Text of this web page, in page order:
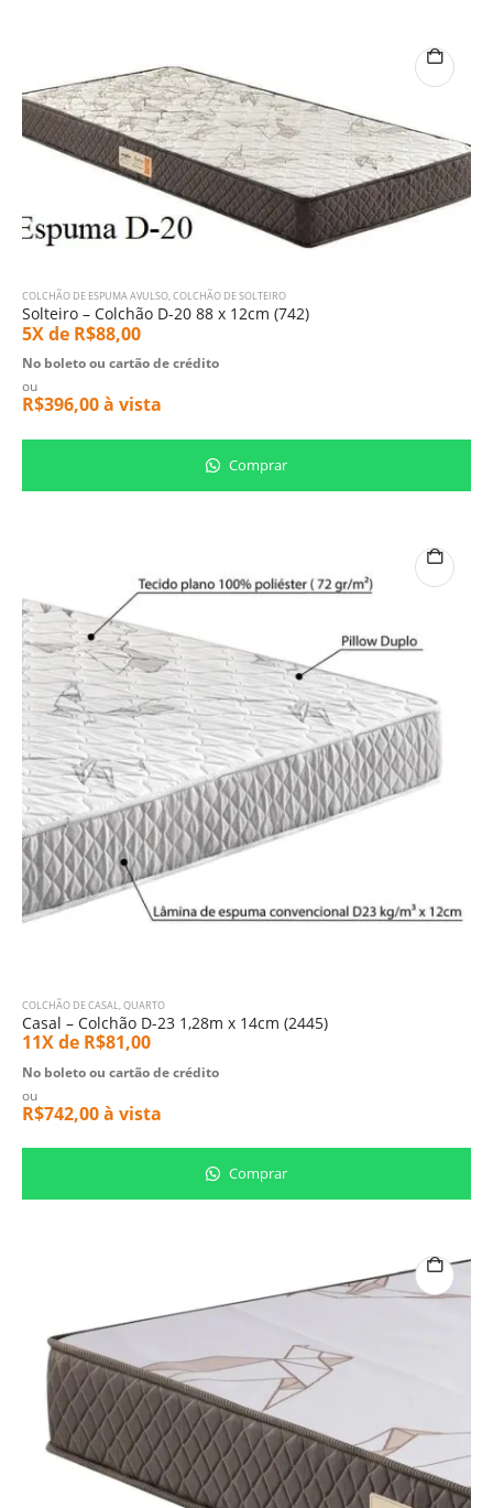
COLCHÃO DE ESPUMA AVULSO,COLCHÃO DE SOLTEIRO
Solteiro – Colchão D-20 88 x 12cm (742)
5X de R$88,00
No boleto ou cartão de crédito
ou
R$396,00à vista
Comprar
COLCHÃO DE CASAL QUARTO
Casal – Colchão D-23 1,28m x 14cm (2445)
11X de R$81,00
No boleto ou cartão de crédito
ou
R$742,00à vista
Comprar